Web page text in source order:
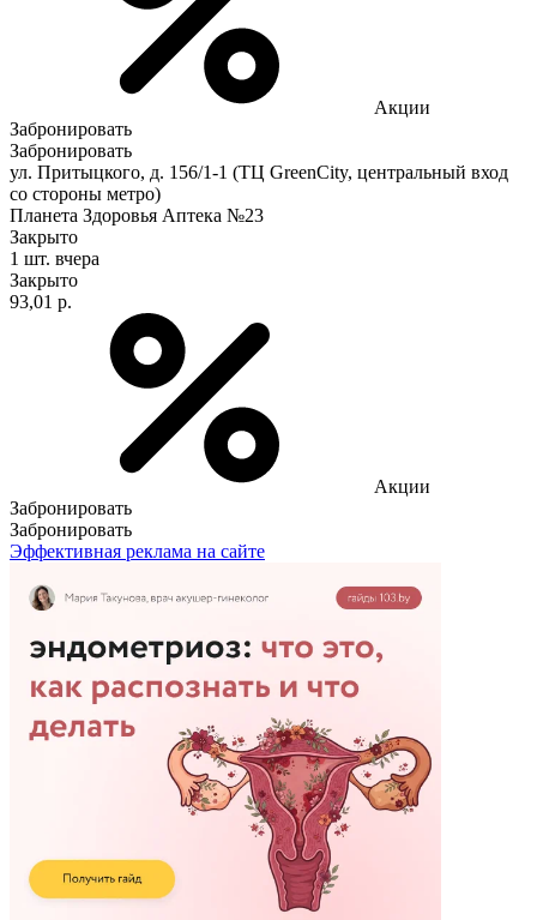
Акции
Забронировать
Забронировать
ул. Притыцкого, д. 156/1-1 (ТЦ GreenCity, центральный вход
со стороны метро)
Планета Здоровья Аптека №23
Закрыто
1 шт. вчера
Закрыто
93,01 р.
Акции
Забронировать
Забронировать
Эффективная реклама на сайте